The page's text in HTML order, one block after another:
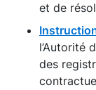
et de
l’Autorité
des